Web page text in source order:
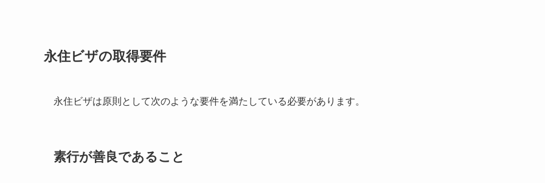
永住ビザの取得要件
永住ビザは原則として次のような要件を満たしている必要があります。
素行が善良であること